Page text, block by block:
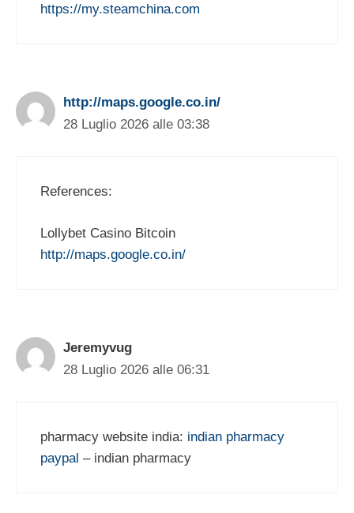
https://my.steamchina.com
http://maps.google.co.in/
28 Luglio 2026 alle 03:38
References:
Lollybet Casino Bitcoin
http://maps.google.co.in/
Jeremyvug
28 Luglio 2026 alle 06:31
pharmacy website india: indian pharmacy
paypal – indian pharmacy